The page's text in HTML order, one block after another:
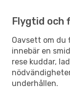
Flygtid och
Oavsett om du
innebär en
rese kuddar,
underhållen.